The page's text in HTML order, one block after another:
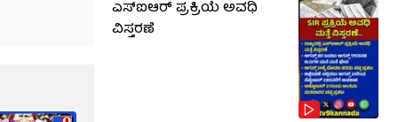
ಎಸ್‌ಐಆರ್ ಪ್ರಕ್ರಿಯೆ ಅವಧಿ
ವಿಸ್ತರಣೆ